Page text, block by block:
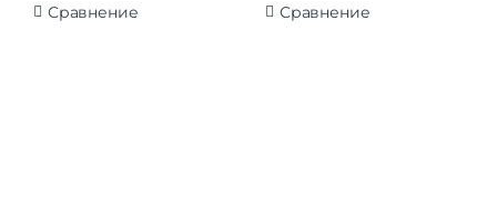
Сравнение Сравнение